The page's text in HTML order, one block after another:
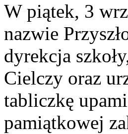
W piątek, 3
nazwie
dyrekcja
Cielczy oraz
tabliczkę
pamiątkowej